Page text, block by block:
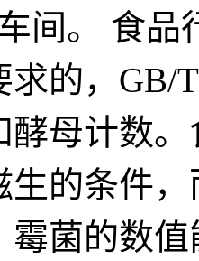
间。 食
的，GB/
母计数。
生的条件
霉菌的数